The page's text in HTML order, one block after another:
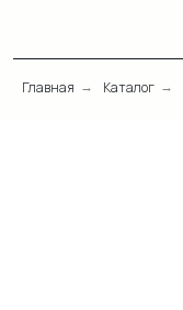
Главная → Каталог →